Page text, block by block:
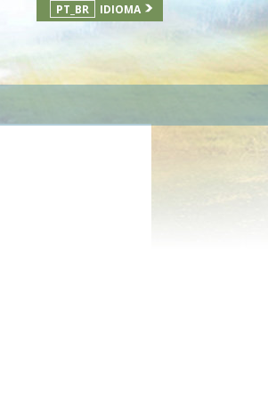
PT_BR IDIOMA